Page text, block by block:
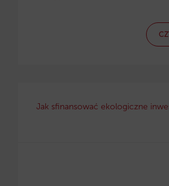
Jak sfinansować ekologiczne